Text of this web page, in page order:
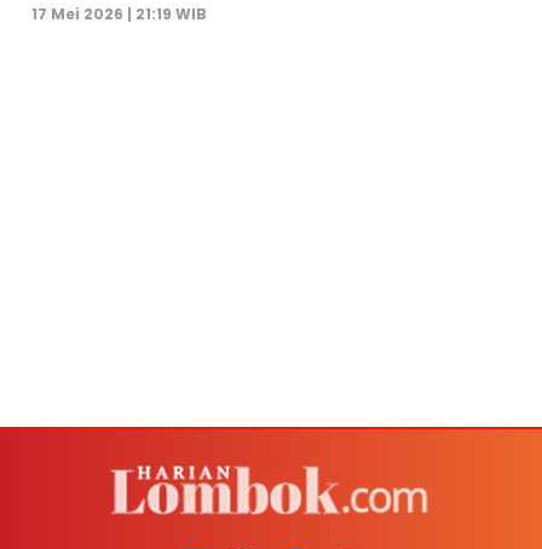
17 Mei 2026 | 21:19 WIB